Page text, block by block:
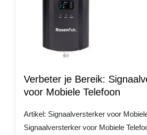
Verbeter je Bereik:
voor Mobiele Telefoon
Artikel: Signaalversterker voor
Signaalversterker voor Mobiele